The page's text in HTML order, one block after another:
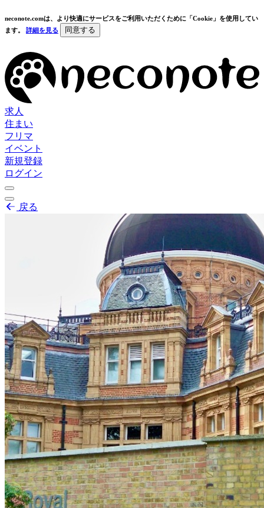
neconote.comは、より快適にサービスをご利用いただくために「Cookie」を使用してい
ます。 詳細を見る 同意する
求人
住まい
フリマ
イベント
新規登録
ログイン
戻る